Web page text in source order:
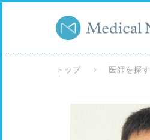
トップ 医師を探す